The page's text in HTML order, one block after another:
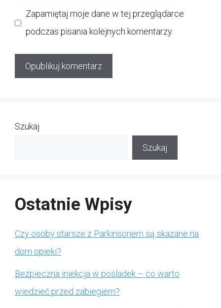
Zapamiętaj moje dane w tej przeglądarce
podczas pisania kolejnych komentarzy.
Szukaj
Szukaj
Ostatnie Wpisy
Czy osoby starsze z Parkinsonem są skazane na
dom opieki?
Bezpieczna iniekcja w pośladek – co warto
wiedzieć przed zabiegiem?